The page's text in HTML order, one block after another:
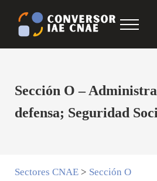
Conversor IAE CNAE
Menu
Sección O –
defensa; Seguridad
Sectores CNAE> Sección O